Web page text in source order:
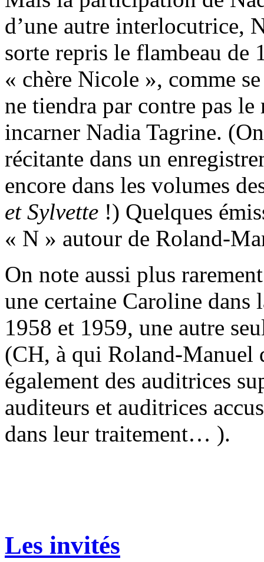
d’une autre interlocutrice,
sorte repris le flambeau de
« chère Nicole », comme
ne tiendra par contre pas
incarner Nadia Tagrine.
récitante dans un
encore dans les volumes
et Sylvette !) Quelques
« N » autour de Roland-
On note aussi plus
une certaine Caroline dans
1958 et 1959, une autre
(CH, à qui Roland-Manuel
également des auditrices
auditeurs et auditrices
dans leur traitement… ).
Les invités